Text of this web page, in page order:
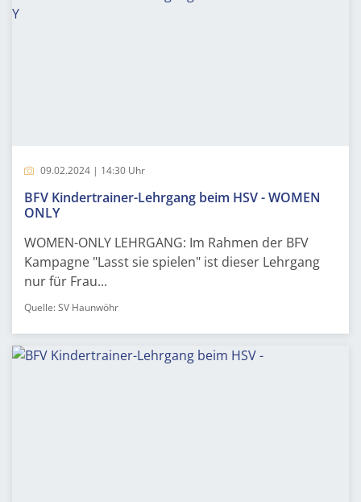
09.02.2024 | 14:30 Uhr
BFV Kindertrainer-Lehrgang beim HSV - WOMEN
ONLY
WOMEN-ONLY LEHRGANG: Im Rahmen der BFV
Kampagne "Lasst sie spielen" ist dieser Lehrgang
nur für Frau...
Quelle: SV Haunwöhr